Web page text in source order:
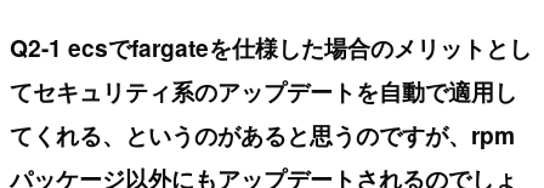
Q2-1 ecsでfargateを仕様した場合のメリットとし
てセキュリティ系のアップデートを自動で適用し
てくれる、というのがあると思うのですが、rpm
パッケージ以外にもアップデートされるのでしょ